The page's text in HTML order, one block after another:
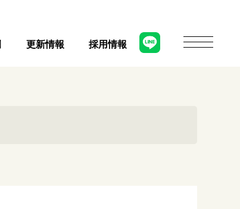
更新情報 採用情報